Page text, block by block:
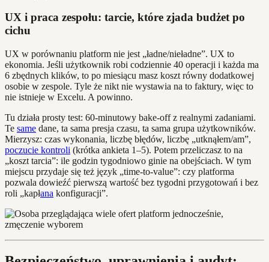
UX i praca zespołu: tarcie, które zjada budżet po
cichu
UX w porównaniu platform nie jest „ładne/nieładne”. UX to
ekonomia. Jeśli użytkownik robi codziennie 40 operacji i każda ma
6 zbędnych klików, to po miesiącu masz koszt równy dodatkowej
osobie w zespole. Tyle że nikt nie wystawia na to faktury, więc to
nie istnieje w Excelu. A powinno.
Tu działa prosty test: 60‑minutowy bake‑off z realnymi zadaniami.
Te same dane, ta sama presja czasu, ta sama grupa użytkowników.
Mierzysz: czas wykonania, liczbę błędów, liczbę „utknąłem/am”,
poczucie kontroli (krótka ankieta 1–5). Potem przeliczasz to na
„koszt tarcia”: ile godzin tygodniowo ginie na obejściach. W tym
miejscu przydaje się też język „time‑to‑value”: czy platforma
pozwala dowieźć pierwszą wartość bez tygodni przygotowań i bez
roli „kapłana konfiguracji”.